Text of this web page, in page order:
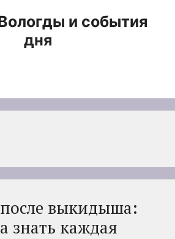
и события
дня
выкидыша:
знать каждая